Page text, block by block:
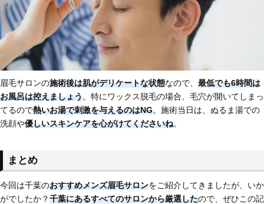
眉毛サロンの施術後は肌がデリケートな状態なので、 最低でも6時間は
お風呂は控えましょう。特にワックス脱毛の場合、毛穴が開いてしまっ
てるので熱いお湯で刺激を与えるのはNG。施術当日は、ぬるま湯での
洗顔や優しいスキンケアを心がけてくださいね。
まとめ
今回は千葉のおすすめメンズ眉毛サロンをご紹介してきましたが、いか
がでしたか？千葉にあるすべてのサロンから厳選したので、ぜひこの記